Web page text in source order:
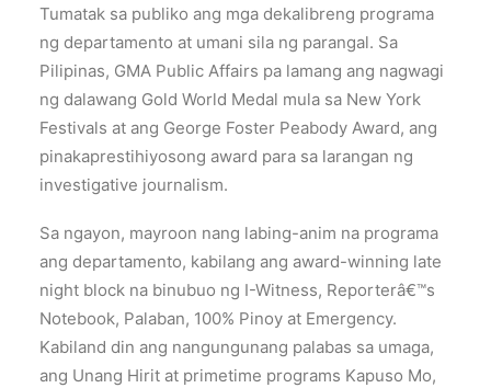
Tumatak sa publiko ang mga dekalibreng programa
ng departamento at umani sila ng parangal. Sa
Pilipinas, GMA Public Affairs pa lamang ang nagwagi
ng dalawang Gold World Medal mula sa New York
Festivals at ang George Foster Peabody Award, ang
pinakaprestihiyosong award para sa larangan ng
investigative journalism.
Sa ngayon, mayroon nang labing-anim na programa
ang departamento, kabilang ang award-winning late
night block na binubuo ng I-Witness, Reporterâ€™s
Notebook, Palaban, 100% Pinoy at Emergency.
Kabiland din ang nangungunang palabas sa umaga,
ang Unang Hirit at primetime programs Kapuso Mo,